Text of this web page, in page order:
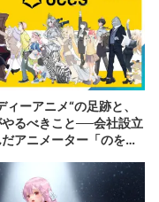
ィーアニメ“の足跡と、
やるべきこと──会社設立
アニメーター「のを